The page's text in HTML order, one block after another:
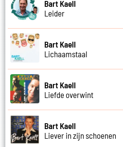
Bart Kaell
Leider
Bart Kaell
Lichaamstaal
Bart Kaell
Liefde overwint
Bart Kaell
Liever in zijn schoenen